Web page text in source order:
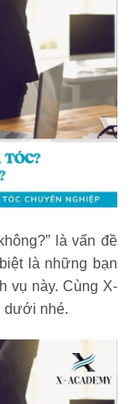
không?” là vấn đề
là những bạn
vụ này. Cùng X-
dưới nhé.